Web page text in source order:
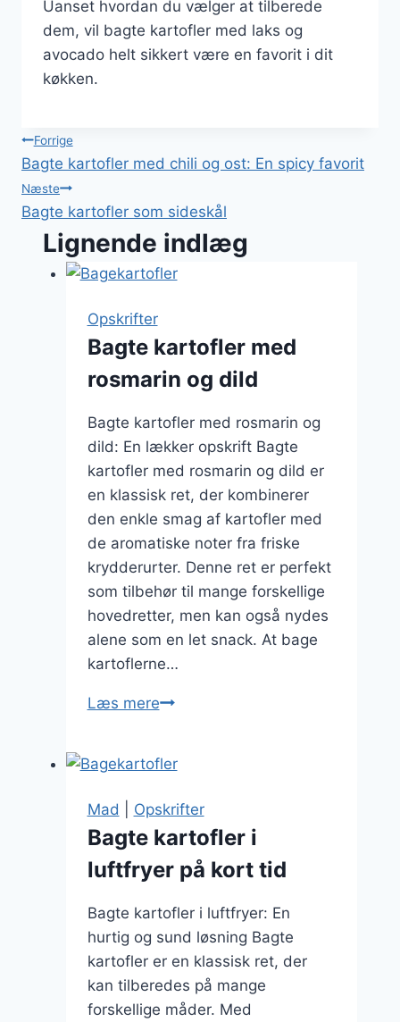
Uanset hvordan du vælger at tilberede
dem, vil bagte kartofler med laks og
avocado helt sikkert være en favorit i dit
køkken.
Indlægsnavigation
Forrige
Bagte kartofler med chili og ost: En spicy favorit
Næste
Bagte kartofler som sideskål
Lignende indlæg
Opskrifter
Bagte kartofler med
rosmarin og dild
Bagte kartofler med rosmarin og
dild: En lækker opskrift Bagte
kartofler med rosmarin og dild er
en klassisk ret, der kombinerer
den enkle smag af kartofler med
de aromatiske noter fra friske
krydderurter. Denne ret er perfekt
som tilbehør til mange forskellige
hovedretter, men kan også nydes
alene som en let snack. At bage
kartoflerne…
Læs mereBagte
rosmarin
dild
Mad Opskrifter
Bagte kartofler i
luftfryer på kort tid
Bagte kartofler i luftfryer: En
hurtig og sund løsning Bagte
kartofler er en klassisk ret, der
kan tilberedes på mange
forskellige måder. Med